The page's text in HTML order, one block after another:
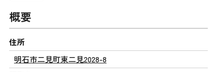
概要
住所
明石市二見町東二見2028-8